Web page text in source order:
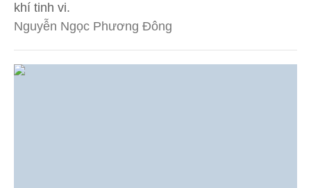
khí tinh vi.
Nguyễn Ngọc Phương Đông